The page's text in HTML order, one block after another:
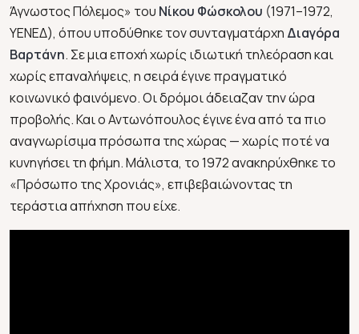
Άγνωστος Πόλεμος» του Νίκου Φώσκολου (1971–1972,
ΥΕΝΕΔ), όπου υποδύθηκε τον συνταγματάρχη Διαγόρα
Βαρτάνη. Σε μια εποχή χωρίς ιδιωτική τηλεόραση και
χωρίς επαναλήψεις, η σειρά έγινε πραγματικό
κοινωνικό φαινόμενο. Οι δρόμοι άδειαζαν την ώρα
προβολής. Και ο Αντωνόπουλος έγινε ένα από τα πιο
αναγνωρίσιμα πρόσωπα της χώρας — χωρίς ποτέ να
κυνηγήσει τη φήμη. Μάλιστα, το 1972 ανακηρύχθηκε το
«Πρόσωπο της Χρονιάς», επιβεβαιώνοντας τη
τεράστια απήχηση που είχε.